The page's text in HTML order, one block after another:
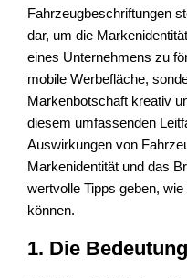
Fahrzeugbeschriftungen
dar, um die
eines Unternehmens zu
mobile Werbefläche,
Markenbotschaft kreativ
diesem umfassenden
Auswirkungen von
Markenidentität und das
wertvolle Tipps geben,
können.
1. Die